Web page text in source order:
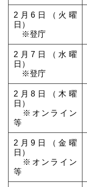
2月6日（火曜
日）
※登庁
2月7日（水曜
日）
※登庁
2月8日（木曜
日）
※オンライン
等
2月9日（金曜
日）
※オンライン
等